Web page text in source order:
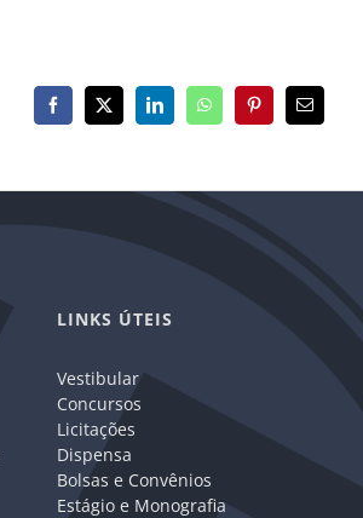
Facebook
X LinkedInWhatsAppPinterest
E-
mail
LINKS ÚTEIS
Vestibular
Concursos
Licitações
Dispensa
Bolsas e Convênios
Estágio e Monografia